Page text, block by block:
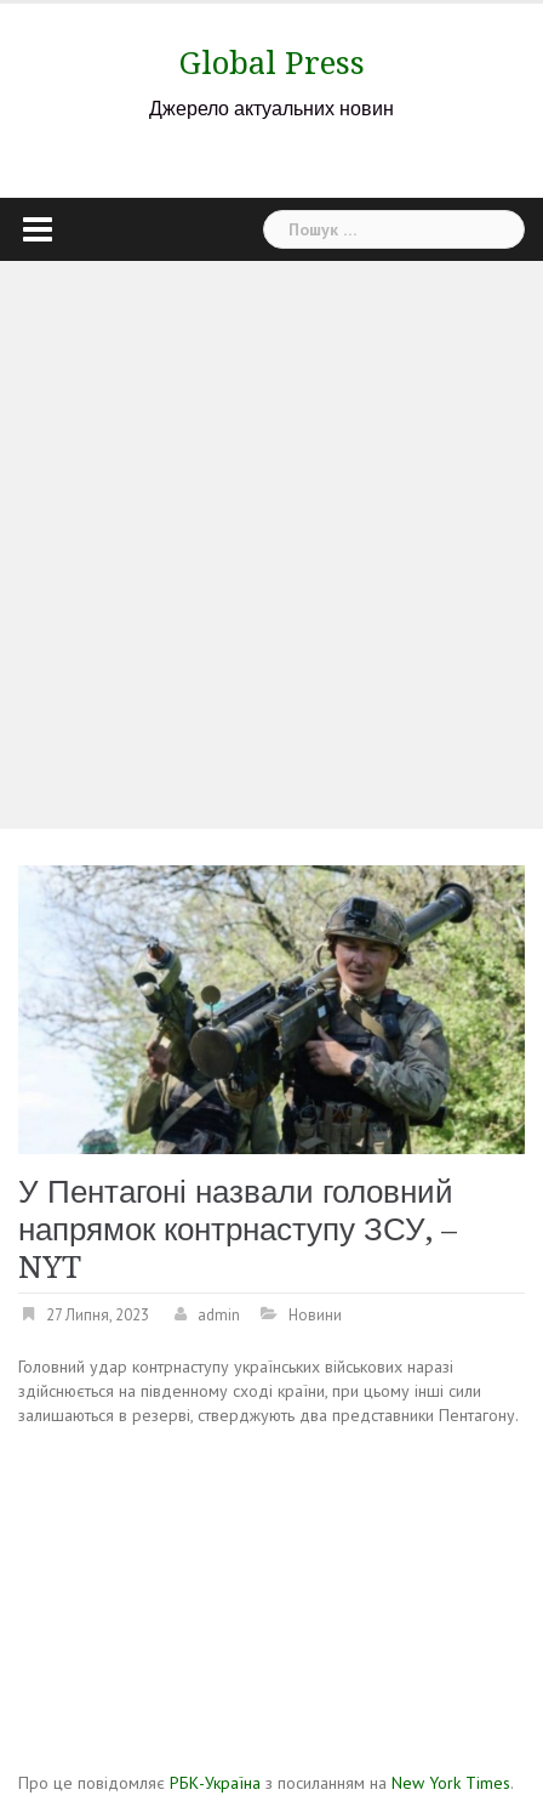
Global Press
Джерело актуальних новин
Пошук:
У Пентагоні назвали головний
напрямок контрнаступу ЗСУ, –
NYT
27 Липня, 2023 admin Новини
Головний удар контрнаступу українських військових наразі
здійснюється на південному сході країни, при цьому інші сили
залишаються в резерві, стверджують два представники Пентагону.
Про це повідомляє РБК-Україна з посиланням на New York Times.